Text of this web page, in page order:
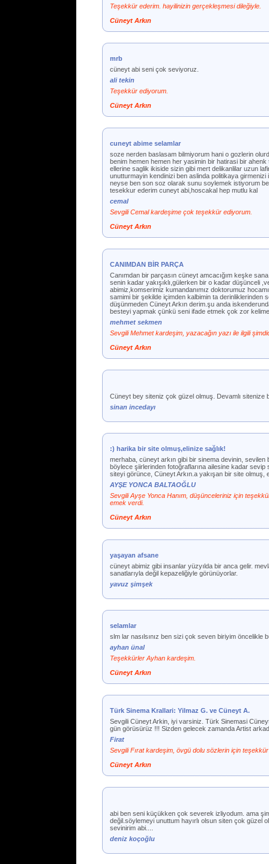
Teşekkür ederim. hayilinizin gerçekleşmesi dileğiyle.
Cüneyt Arkın
mrb
cüneyt abi seni çok seviyoruz.
ali tekin
Teşekkür ediyorum.
Cüneyt Arkın
cuneyt abime selamlar
soze nerden baslasam bilmiyorum hani o gozlerin
benim hemen hemen her yasimin bir hatirasi bir
ellerine saglik ikiside sizin gibi mert delikanlilar uzun
unutturmayin kendinizi ben aslinda politikaya
neyse ben son soz olarak sunu soylemek istiyorum
tesekkur ederim cuneyt abi,hoscakal hep mutlu kal
cemal
Sevgili Cemal kardeşime çok teşekkür ediyorum.
Cüneyt Arkın
CANIMDAN BİR PARÇA
Canımdan bir parçasın cüneyt amcacığım keşke
senin kadar yakışıklı,gülerken bir o kadar düşünceli
abimiz,komserimiz kumandanımız doktorumuz
samimi bir şekilde içimden kalbimin ta
düşünmeden Cüneyt Arkın derim.şu anda
besteyi yapmak çünkü seni ifade etmek çok zor
mehmet sekmen
Sevgili Mehmet kardeşim, yazacağın yazı ile ilgili
Cüneyt Arkın
Cüneyt bey siteniz çok güzel olmuş. Devamlı sitenize
sinan incedayı
:) harika bir site olmuş,elinize sağlık!
merhaba, cüneyt arkın gibi bir sinema devinin,
böylece şiirlerinden fotoğraflarına ailesine kadar sevip
siteyi görünce, Cüneyt Arkın.a yakışan bir site
AYŞE YONCA BALTAOĞLU
Sevgili Ayşe Yonca Hanım, düşünceleriniz için
emek verdi.
Cüneyt Arkın
yaşayan afsane
cüneyt abimiz gibi insanlar yüzyılda bir anca gelir.
sanatlarıyla değil kepazeliğiyle görünüyorlar.
yavuz şimşek
selamlar
slm lar nasılsınız ben sizi çok seven biriyim
ayhan ünal
Teşekkürler Ayhan kardeşim.
Cüneyt Arkın
Türk Sinema Krallari: Yilmaz G. ve Cüneyt A.
Sevgili Cüneyt Arkin, iyi varsiniz. Türk Sinemasi
gün görüsürüz !!! Sizden gelecek zamanda Artist
Firat
Sevgili Fırat kardeşim, övgü dolu sözlerin için
Cüneyt Arkın
abi ben seni küçükken çok severek izliyodum. ama
değil.söylemeyi unuttum hayırlı olsun siten çok güzel
sevinirim abi....
deniz koçoğlu